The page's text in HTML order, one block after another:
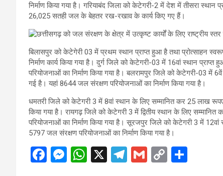
निर्माण किया गया है। गरियाबंद जिला को केटेगरी-2 में देश में तीसरा
26,025 सतही जल के बेहतर रख-रखाव के कार्य किए गए हैं।
बिलासपुर को केटेगेरी 03 में प्रथम स्थान प्राप्त हुआ है तथा प्रोत्साहन
निर्माण कार्य किया गया है। दुर्ग जिले को केटेगरी-03 में 16वां स्थान
परियोजनाओं का निर्माण किया गया है। बलरामपुर जिले को केटेगरी-03 में
गई है। यहां 8644 जल संरक्षण परियोजनाओं का निर्माण किया गया है।
धमतरी जिले को केटेगरी 3 में 8वां स्थान के लिए सम्मानित कर 25 लाख रूपए
किया गया है। रायगढ़ जिले को केटेगरी 3 में द्वितीय स्थान के लिए
परियोजनाओं का निर्माण किया गया है। सूरजपुर जिले को केटेगरी 3 में
5797 जल संरक्षण परियोजनाओं का निर्माण किया गया है।
F
M W X
T
G
C